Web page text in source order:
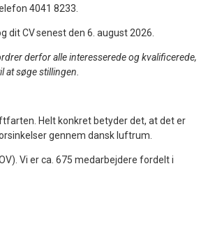
4041 8233.
dit CV senest den 6. august 2026.
derfor alle interesserede og kvalificerede,
at søge stillingen.
Helt konkret betyder det, at det er
gennem dansk luftrum.
Vi er ca. 675 medarbejdere fordelt i